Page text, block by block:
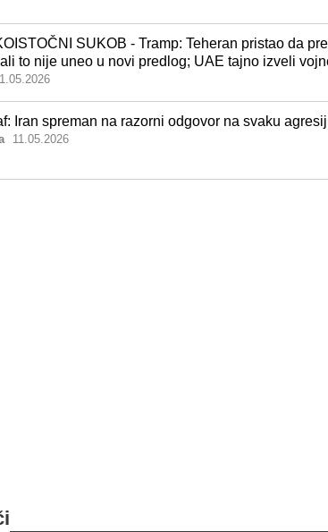
SUKOB - Tramp: Teheran pristao da
to nije uneo u novi predlog; UAE tajno izveli
Iran spreman na razorni odgovor na svaku
11.05.2026